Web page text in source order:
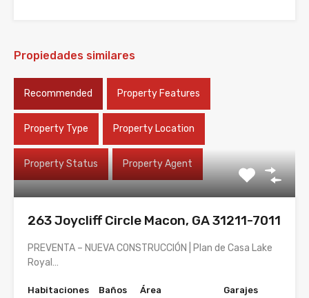
Propiedades similares
Recommended Property Features
Property Type Property Location
Property Status Property Agent
263 Joycliff Circle Macon, GA 31211-7011
PREVENTA – NUEVA CONSTRUCCIÓN | Plan de Casa Lake
Royal…
Habitaciones
Baños
Área
Garajes